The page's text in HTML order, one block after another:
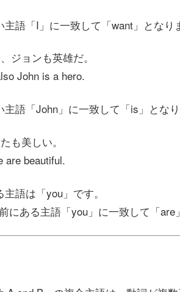
語「I」に一致して「want」となり
ジョンも英雄だ。
John is a hero.
語「John」に一致して「is」となり
も美しい。
are beautiful.
語は「you」です。
にある主語「you」に一致して「are